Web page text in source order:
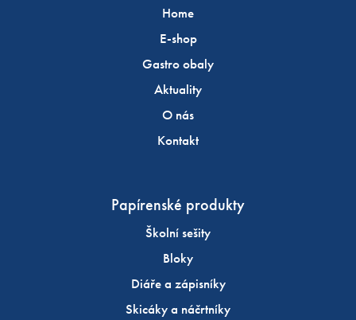
Home
E-shop
Gastro obaly
Aktuality
O nás
Kontakt
Papírenské produkty
Školní sešity
Bloky
Diáře a zápisníky
Skicáky a náčrtníky